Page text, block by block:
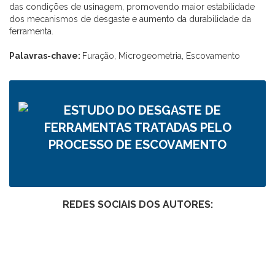
das condições de usinagem, promovendo maior estabilidade
dos mecanismos de desgaste e aumento da durabilidade da
ferramenta.
Palavras-chave: Furação, Microgeometria, Escovamento
REDES SOCIAIS DOS AUTORES: